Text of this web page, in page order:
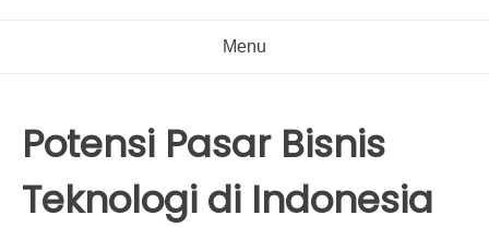
Menu
Potensi Pasar Bisnis
Teknologi di Indonesia